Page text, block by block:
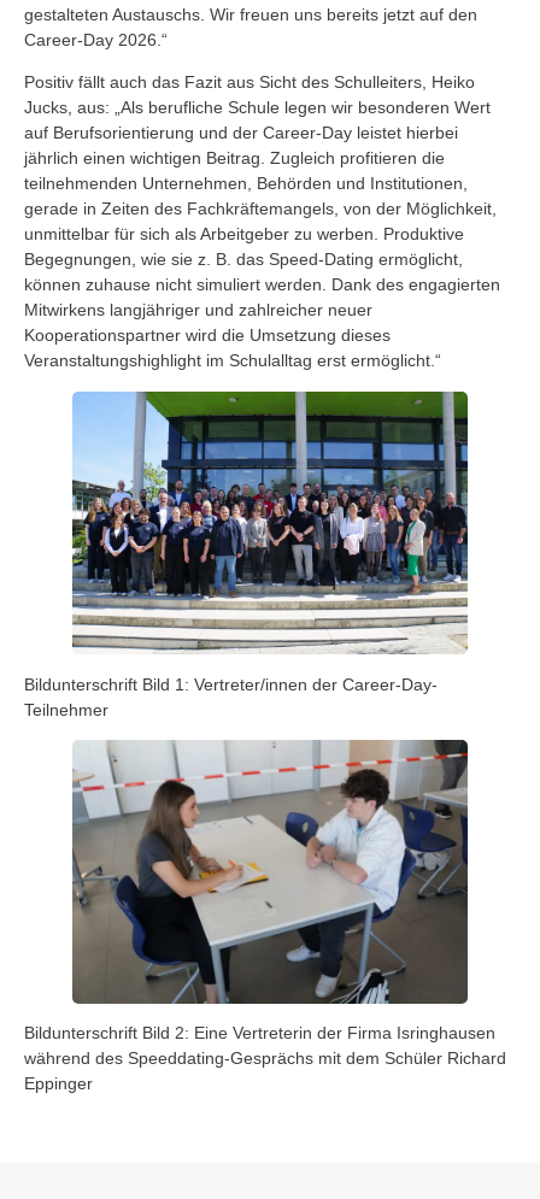
gestalteten Austauschs. Wir freuen uns bereits jetzt auf den
Career-Day 2026.“
Positiv fällt auch das Fazit aus Sicht des Schulleiters, Heiko
Jucks, aus: „Als berufliche Schule legen wir besonderen Wert
auf Berufsorientierung und der Career-Day leistet hierbei
jährlich einen wichtigen Beitrag. Zugleich profitieren die
teilnehmenden Unternehmen, Behörden und Institutionen,
gerade in Zeiten des Fachkräftemangels, von der Möglichkeit,
unmittelbar für sich als Arbeitgeber zu werben. Produktive
Begegnungen, wie sie z. B. das Speed-Dating ermöglicht,
können zuhause nicht simuliert werden. Dank des engagierten
Mitwirkens langjähriger und zahlreicher neuer
Kooperationspartner wird die Umsetzung dieses
Veranstaltungshighlight im Schulalltag erst ermöglicht.“
Bildunterschrift Bild 1: Vertreter/innen der Career-Day-
Teilnehmer
Bildunterschrift Bild 2: Eine Vertreterin der Firma Isringhausen
während des Speeddating-Gesprächs mit dem Schüler Richard
Eppinger